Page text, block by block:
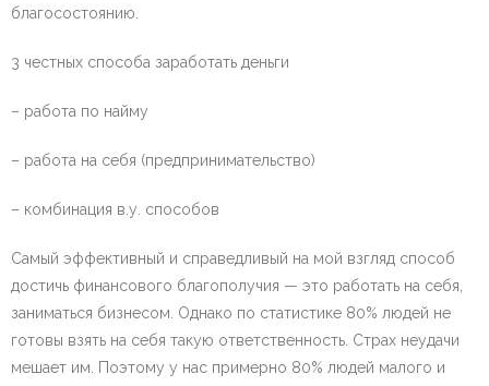
благосостоянию.
3 честных способа заработать деньги
– работа по найму
– работа на себя (предпринимательство)
– комбинация в.у. способов
Самый эффективный и справедливый на мой взгляд способ
достичь финансового благополучия — это работать на себя,
заниматься бизнесом. Однако по статистике 80% людей не
готовы взять на себя такую ответственность. Страх неудачи
мешает им. Поэтому у нас примерно 80% людей малого и